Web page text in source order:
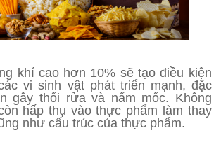
khí cao hơn 10% sẽ tạo điều kiện
vi sinh vật phát triển mạnh, đặc
gây thối rửa và nấm mốc. Không
hấp thụ vào thực phẩm làm thay
như cấu trúc của thực phẩm.